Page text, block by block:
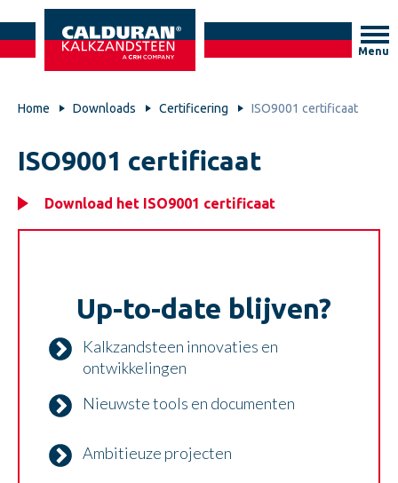
Menu
Home Downloads Certificering ISO9001 certificaat
ISO9001 certificaat
Download het ISO9001 certificaat
Up-to-date blijven?
Kalkzandsteen innovaties en
ontwikkelingen
Nieuwste tools en documenten
Ambitieuze projecten